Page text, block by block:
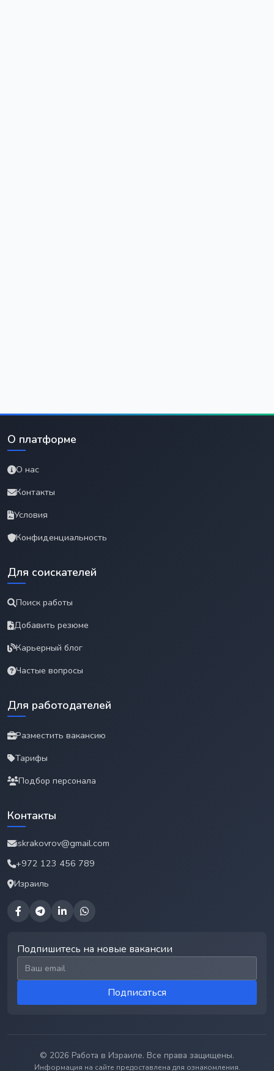
О платформе
О нас
Контакты
Условия
Конфиденциальность
Для соискателей
Поиск работы
Добавить резюме
Карьерный блог
Частые вопросы
Для работодателей
Разместить вакансию
Тарифы
Подбор персонала
Контакты
iskrakovrov@gmail.com
+972 123 456 789
Израиль
Подпишитесь на новые вакансии
Email для подписки
Подписаться
© 2026 Работа в Израиле. Все права защищены.
Информация на сайте предоставлена для ознакомления.